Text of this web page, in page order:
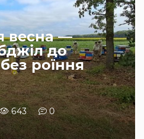
весна —
до
роїння
643 0